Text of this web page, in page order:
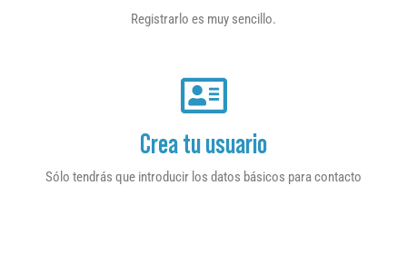
Registrarlo es muy sencillo.
Crea tu usuario
Sólo tendrás que introducir los datos básicos para contacto